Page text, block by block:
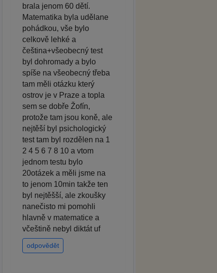
brala jenom 60 dětí.
Matematika byla udělane
pohádkou, vše bylo
celkově lehké a
čeština+všeobecný test
byl dohromady a bylo
spíše na všeobecný třeba
tam měli otázku který
ostrov je v Praze a topla
sem se dobře Žofín,
protože tam jsou koně, ale
nejtěší byl psichologický
test tam byl rozdělen na 1
2 4 5 6 7 8 10 a vtom
jednom testu bylo
20otázek a měli jsme na
to jenom 10min takže ten
byl nejtěšší, ale zkoušky
nanečisto mi pomohli
hlavně v matematice a
včeštině nebyl diktát uf
odpovědět